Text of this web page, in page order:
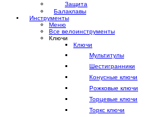
Защита
Балаклавы
Инструменты
Меню
Все велоинструменты
Ключи
Ключи
Мультитулы
Шестигранники
Конусные ключи
Рожковые ключи
Торцевые ключи
Торкс ключи